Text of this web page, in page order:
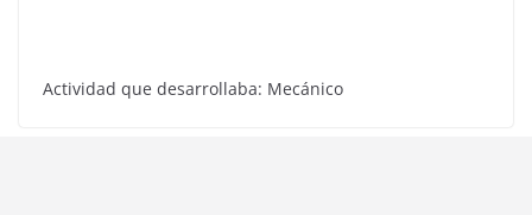
Actividad que desarrollaba: Mecánico